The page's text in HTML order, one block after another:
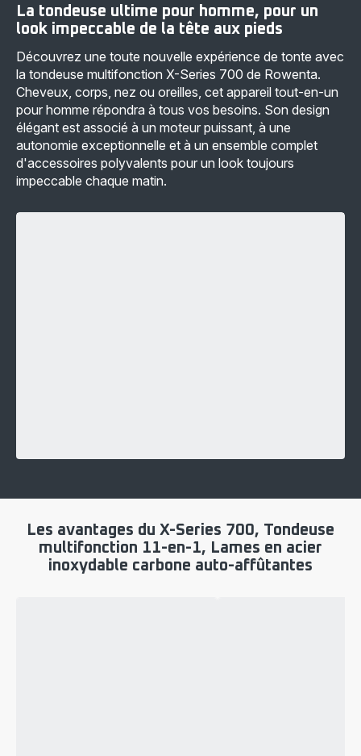
La tondeuse ultime pour homme, pour un
look impeccable de la tête aux pieds
Découvrez une toute nouvelle expérience de tonte avec
la tondeuse multifonction X-Series 700 de Rowenta.
Cheveux, corps, nez ou oreilles, cet appareil tout-en-un
pour homme répondra à tous vos besoins. Son design
élégant est associé à un moteur puissant, à une
autonomie exceptionnelle et à un ensemble complet
d'accessoires polyvalents pour un look toujours
impeccable chaque matin.
Les avantages du X-Series 700, Tondeuse
multifonction 11-en-1, Lames en acier
inoxydable carbone auto-affûtantes